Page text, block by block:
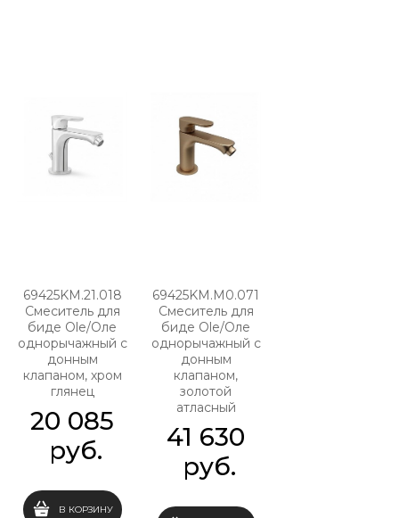
69425KM.21.018
Смеситель для
биде Ole/Оле
однорычажный с
донным
клапаном, хром
глянец
20 085
руб.
В КОРЗИНУ
69425KM.M0.071
Смеситель для
биде Ole/Оле
однорычажный с
донным
клапаном,
золотой
атласный
41 630
руб.